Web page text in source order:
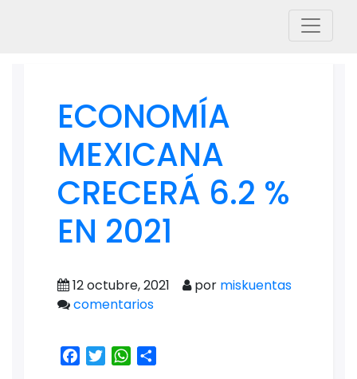
ECONOMÍA
MEXICANA
CRECERÁ 6.2 %
EN 2021
12 octubre, 2021 por miskuentas
comentarios
Facebook
TwitterWhatsApp